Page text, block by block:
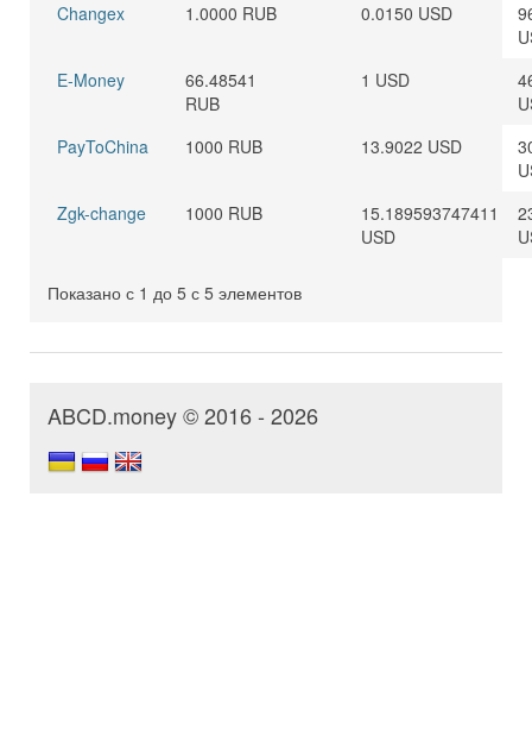
Changex
1.0000 RUB 0.0150 USD
E-Money
66.48541
RUB
1 USD
PayToChina
1000 RUB 13.9022 USD
Zgk-change
1000 RUB
15.189593747411
USD
Показано с 1 до 5 с 5 элементов
ABCD.money © 2016 - 2026